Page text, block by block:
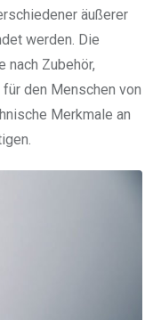
äußerer
werden. Die
nach Zubehör,
den Menschen von
Merkmale an